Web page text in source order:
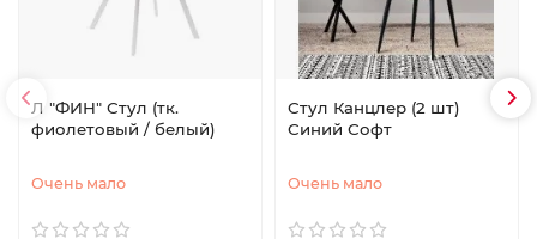
Л "ФИН" Стул (тк.
фиолетовый / белый)
Очень мало
Стул Канцлер (2 шт)
Синий Софт
Очень мало